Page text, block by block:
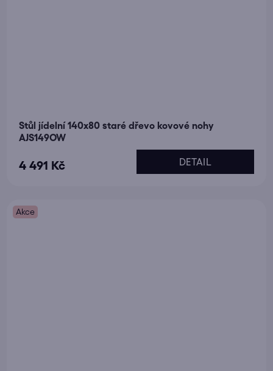
Stůl jídelní 140x80 staré dřevo kovové nohy
AJS149OW
4 491 Kč DETAIL
Akce